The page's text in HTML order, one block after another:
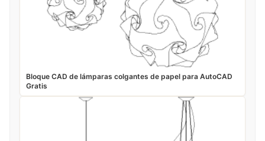
Bloque CAD de lámparas colgantes de papel para AutoCAD
Gratis